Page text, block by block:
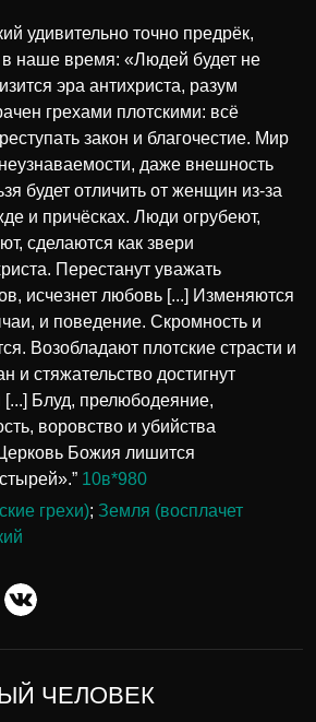
удивительно точно предрёк,
в наше время: «Людей будет не
эра антихриста, разум
грехами плотскими: всё
закон и благочестие. Мир
даже внешность
будет отличить от женщин из-за
и причёсках. Люди огрубеют,
сделаются как звери
Перестанут уважать
исчезнет любовь [...] Изменяются
и поведение. Скромность и
Возобладают плотские страсти и
и стяжательство достигнут
Блуд, прелюбодеяние,
воровство и убийства
Божия лишится
10в*980
грехи); Земля (восплачет
ЧЕЛОВЕК